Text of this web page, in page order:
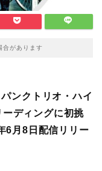
合があります
ンクトリオ・ハイ
ディングに初挑
6月8日配信リリー